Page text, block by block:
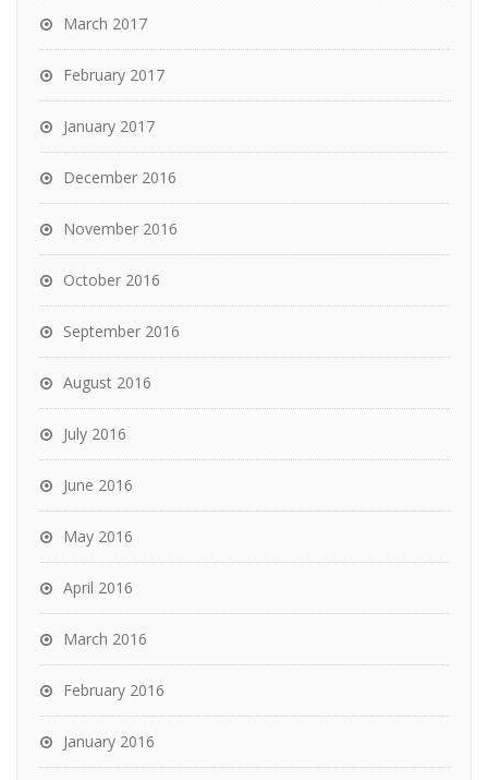
March 2017
February 2017
January 2017
December 2016
November 2016
October 2016
September 2016
August 2016
July 2016
June 2016
May 2016
April 2016
March 2016
February 2016
January 2016